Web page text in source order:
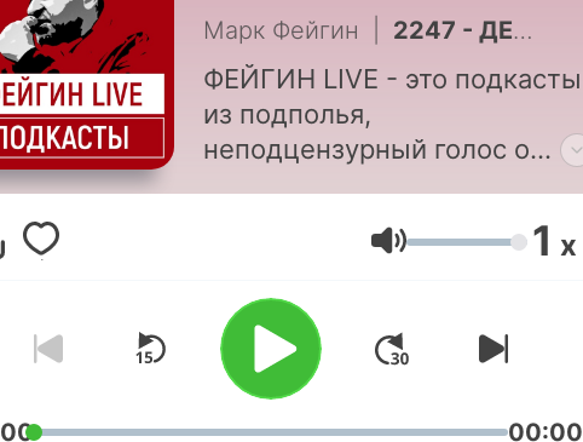
Марк Фейгин 2247 - ДЕНЬ 1625: ПУТИН И «ВОЗДУШНОЕ ПЕРЕМИРИЕ»
ФЕЙГИН LIVE - это подкасты
из подполья,
неподцензурный голос о
вопросах, "расшифрованный
самописец" поколения,
путинских десятилетия.
Volumen 1 x
00:00